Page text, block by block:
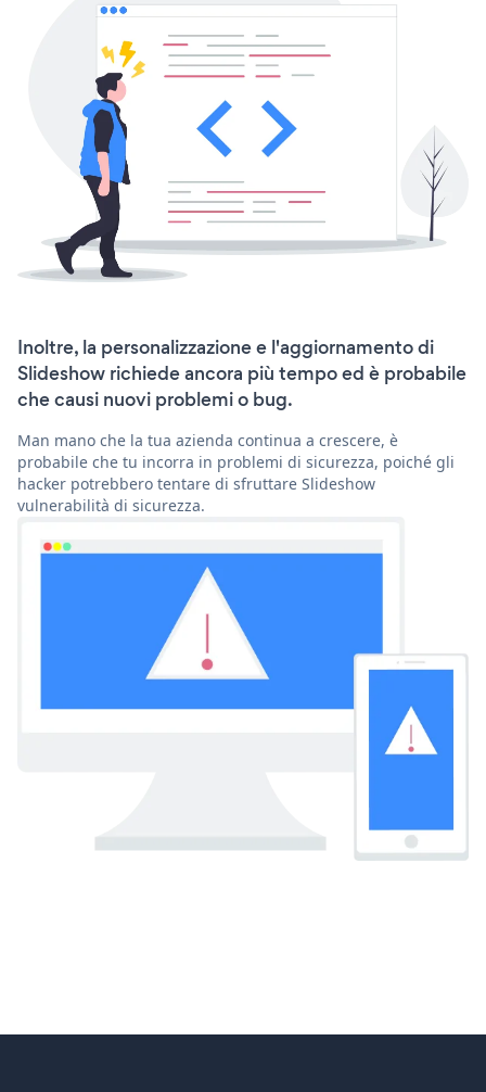
Inoltre, la personalizzazione e l'aggiornamento di
Slideshow richiede ancora più tempo ed è probabile
che causi nuovi problemi o bug.
Man mano che la tua azienda continua a crescere, è
probabile che tu incorra in problemi di sicurezza, poiché gli
hacker potrebbero tentare di sfruttare Slideshow
vulnerabilità di sicurezza.